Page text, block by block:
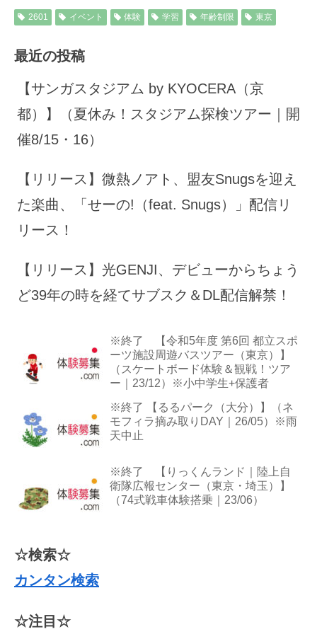
2601 イベント 体験 学習 年齢制限 東京
最近の投稿
【サンガスタジアム by KYOCERA（京
都）】（夏休み！スタジアム探検ツアー｜開
催8/15・16）
【リリース】微熱ノアト、盟友Snugsを迎え
た楽曲、「せーの!（feat. Snugs）」配信リ
リース！
【リリース】光GENJI、デビューからちょう
ど39年の時を経てサブスク＆DL配信解禁！
※終了 【令和5年度 第6回 都立スポ
ーツ施設周遊バスツアー（東京）】
（スケートボード体験＆観戦！ツア
ー｜23/12）※小中学生+保護者
※終了 【るるパーク（大分）】（ネ
モフィラ摘み取りDAY｜26/05）※雨
天中止
※終了 【りっくんランド｜陸上自
衛隊広報センター（東京・埼玉）】
（74式戦車体験搭乗｜23/06）
☆検索☆
カンタン検索
☆注目☆